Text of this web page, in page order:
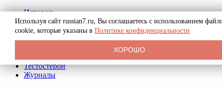
История
Биография
Криминал
Реклама на сайте
Тестостерон
Журналы
Используя сайт russian7.ru, Вы соглашаетесь с использованием
cookie, которые указаны в Политике конфиденциальности
ХОРОШО